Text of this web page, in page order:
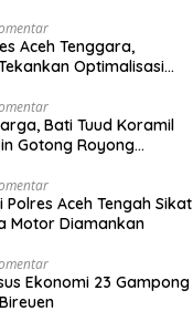
Aceh Tenggara,
Optimalisasi
Iman
Bati Tuud Koramil
Gotong Royong
Polres Aceh Tengah Sikat
Motor Diamankan
Ekonomi 23 Gampong